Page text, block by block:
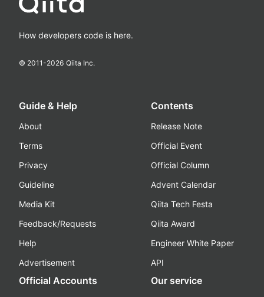
How developers code is here.
© 2011-2026 Qiita Inc.
Guide & Help
About
Terms
Privacy
Guideline
Media Kit
Feedback/Requests
Help
Advertisement
Contents
Release Note
Official Event
Official Column
Advent Calendar
Qiita Tech Festa
Qiita Award
Engineer White Paper
API
Official Accounts Our service